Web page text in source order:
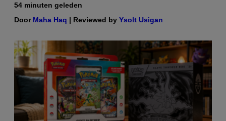
54 minuten geleden
Door Maha Haq | Reviewed by Ysolt Usigan